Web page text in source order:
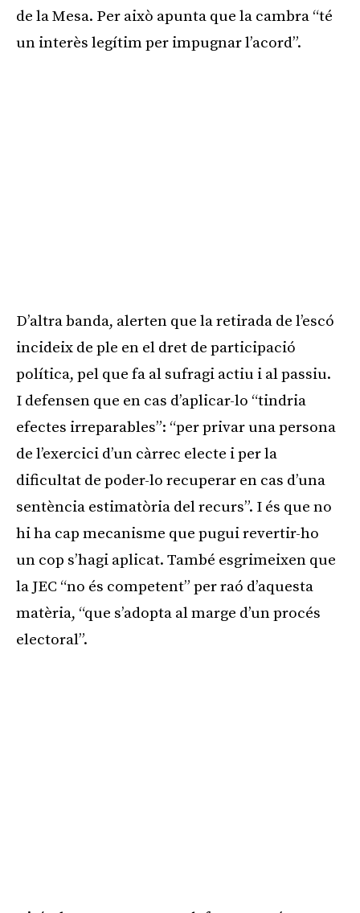
de la Mesa. Per això apunta que la cambra “té
un interès legítim per impugnar l’acord”.
D’altra banda, alerten que la retirada de l’escó
incideix de ple en el dret de participació
política, pel que fa al sufragi actiu i al passiu.
I defensen que en cas d’aplicar-lo “tindria
efectes irreparables”: “per privar una persona
de l’exercici d’un càrrec electe i per la
dificultat de poder-lo recuperar en cas d’una
sentència estimatòria del recurs”. I és que no
hi ha cap mecanisme que pugui revertir-ho
un cop s’hagi aplicat. També esgrimeixen que
la JEC “no és competent” per raó d’aquesta
matèria, “que s’adopta al marge d’un procés
electoral”.